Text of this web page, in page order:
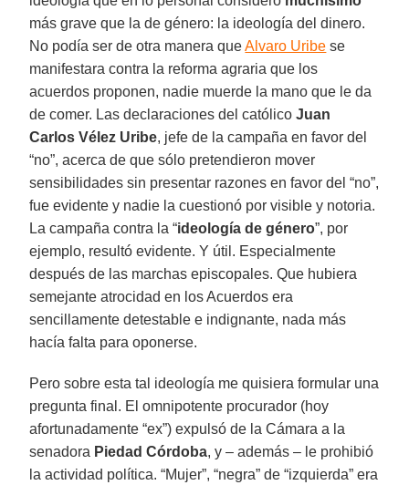
más grave que la de género: la ideología del dinero.
No podía ser de otra manera queAlvaro Uribe se
manifestara contra la reforma agraria que los
acuerdos proponen, nadie muerde la mano que le da
de comer. Las declaraciones del católicoJuan
Carlos Vélez Uribe, jefe de la campaña en favor del
“no”, acerca de que sólo pretendieron mover
sensibilidades sin presentar razones en favor del “no”,
fue evidente y nadie la cuestionó por visible y notoria.
La campaña contra la “ideología de género”, por
ejemplo, resultó evidente. Y útil. Especialmente
después de las marchas episcopales. Que hubiera
semejante atrocidad en los Acuerdos era
sencillamente detestable e indignante, nada más
hacía falta para oponerse.
Pero sobre esta tal ideología me quisiera formular una
pregunta final. El omnipotente procurador (hoy
afortunadamente “ex”) expulsó de la Cámara a la
senadora Piedad Córdoba, y – además – le prohibió
la actividad política. “Mujer”, “negra” de “izquierda” era